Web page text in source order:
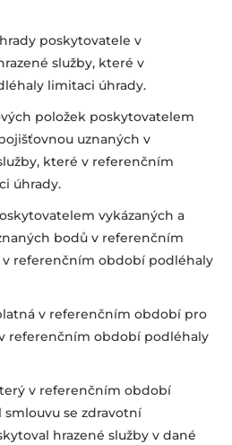
poskytovatele v
služby, které v
limitaci úhrady.
položek poskytovatelem
uznaných v
které v referenčním
úhrady.
vykázaných a
bodů v referenčním
referenčním období podléhaly
v referenčním období pro
referenčním období podléhaly
v referenčním období
se zdravotní
hrazené služby v dané